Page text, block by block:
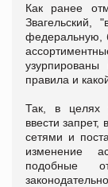
Как ранее
Звагельский,
федеральную,
правила и
Так, в целях
ввести запрет,
сетями и
изменение
подобные